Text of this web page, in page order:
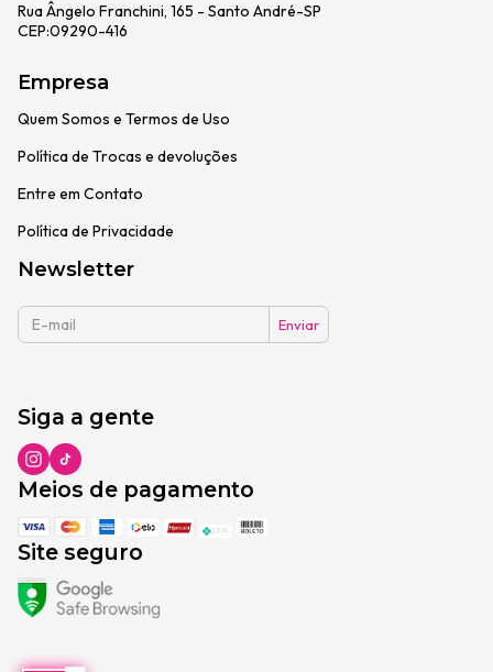
Rua Ângelo Franchini, 165 - Santo André-SP
CEP:09290-416
Empresa
Quem Somos e Termos de Uso
Política de Trocas e devoluções
Entre em Contato
Política de Privacidade
Newsletter
Siga a gente
Meios de pagamento
Site seguro